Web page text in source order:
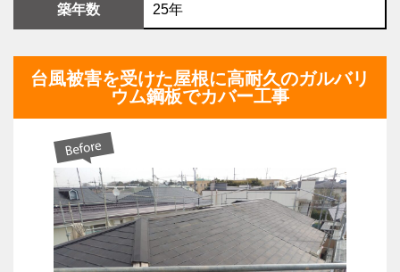
築年数 25年
台風被害を受けた屋根に高耐久のガルバリ
ウム鋼板でカバー工事